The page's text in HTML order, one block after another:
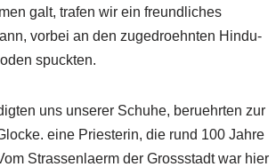
galt, trafen wir ein freundliches
vorbei an den zugedroehnten Hindu-
spuckten.
uns unserer Schuhe, beruehrten zur
eine Priesterin, die rund 100 Jahre
Strassenlaerm der Grossstadt war hier